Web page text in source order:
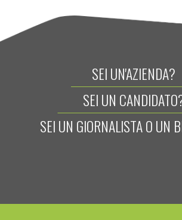
SEI UN'AZIENDA?
SEI UN
SEI UN GIORNALISTA O UN